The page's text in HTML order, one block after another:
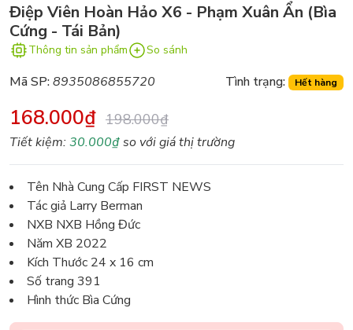
Điệp Viên Hoàn Hảo X6 - Phạm Xuân Ẩn (Bìa
Cứng - Tái Bản)
Thông tin sản phẩm So sánh
Mã SP:8935086855720 Tình trạng: Hết hàng
168.000₫ 198.000₫
Tiết kiệm:30.000₫so với giá thị trường
Tên Nhà Cung Cấp FIRST NEWS
Tác giả Larry Berman
NXB NXB Hồng Đức
Năm XB 2022
Kích Thước 24 x 16 cm
Số trang 391
Hình thức Bìa Cứng